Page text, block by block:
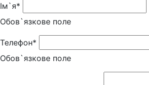
Ім`я*
Обов`язкове поле
Телефон*
Обов`язкове поле